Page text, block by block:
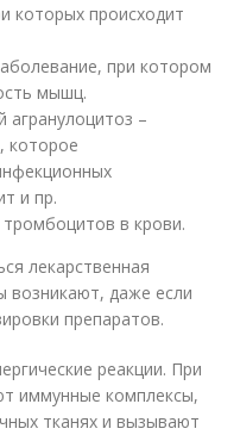
которых происходит
при котором
мышц.
агранулоцитоз –
которое
и пр.
в крови.
лекарственная
возникают, даже если
препаратов.
реакции. При
иммунные комплексы,
тканях и вызывают